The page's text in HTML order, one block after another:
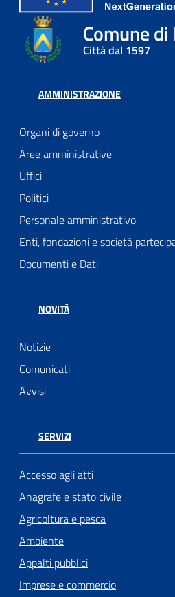
Seguici
su
Comune
Città dal 1597
AMMINISTRAZIONE
Organi di governo
Aree amministrative
Uffici
Politici
Personale amministrativo
Enti, fondazioni e società
Documenti e Dati
NOVITÀ
Notizie
Comunicati
Avvisi
SERVIZI
Accesso agli atti
Anagrafe e stato civile
Agricoltura e pesca
Ambiente
Appalti pubblici
Imprese e commercio